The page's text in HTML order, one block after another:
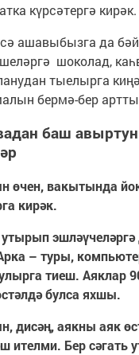
күрсәтергә кирәк.
ашавыбызга да
шоколад,
тыелырга
бермә-бер
баш
өчен, вакытында
кирәк.
эшләүчеләргә
– туры,
тиеш. Аяклар
булса яхшы.
дисәң, аякны аяк
ителми. Бер сәгать